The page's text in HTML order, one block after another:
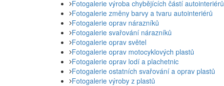
Fotogalerie výroba chybějících částí autointeriérů
Fotogalerie změny barvy a tvaru autointeriérů
Fotogalerie oprav nárazníků
Fotogalerie svařování nárazníků
Fotogalerie oprav světel
Fotogalerie oprav motocyklových plastů
Fotogalerie oprav lodí a plachetnic
Fotogalerie ostatních svařování a oprav plastů
Fotogalerie výroby z plastů